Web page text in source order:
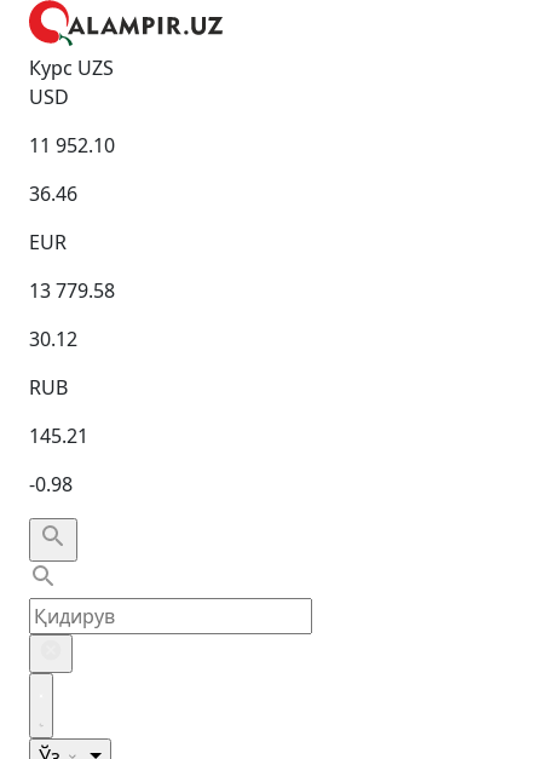
Курс UZS
USD
11 952.10
36.46
EUR
13 779.58
30.12
RUB
145.21
-0.98